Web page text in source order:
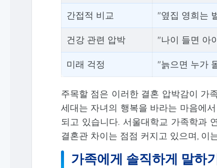
간접적 비교 "옆집 영희는
건강 관련 압박 "나이 들면 아
미래 걱정 "늙으면 누가
주목할 점은 이러한 결혼 압박감이 가
세대는 자녀의 행복을 바라는 마음에
되고 있습니다. 서울대학교 가족학과
결혼관 차이는 점점 커지고 있으며, 이
가족에게 솔직하게 말하